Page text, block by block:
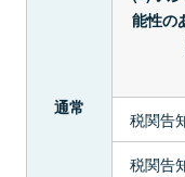
通常
能性の
税関告
税関告